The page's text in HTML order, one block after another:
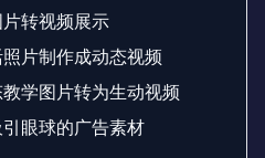
转视频展示
片制作成动态视频
学图片转为生动视频
眼球的广告素材